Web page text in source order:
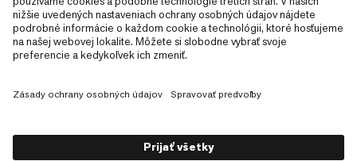
Sitemap
Cookies
Právne informácie
Zásady ochrany osobných údajov